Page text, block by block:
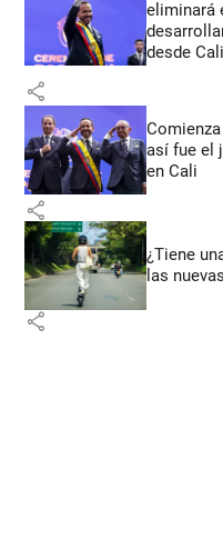
eliminará
desde Cali
share
así fue el
en Cali
share
¿Tiene
las
share